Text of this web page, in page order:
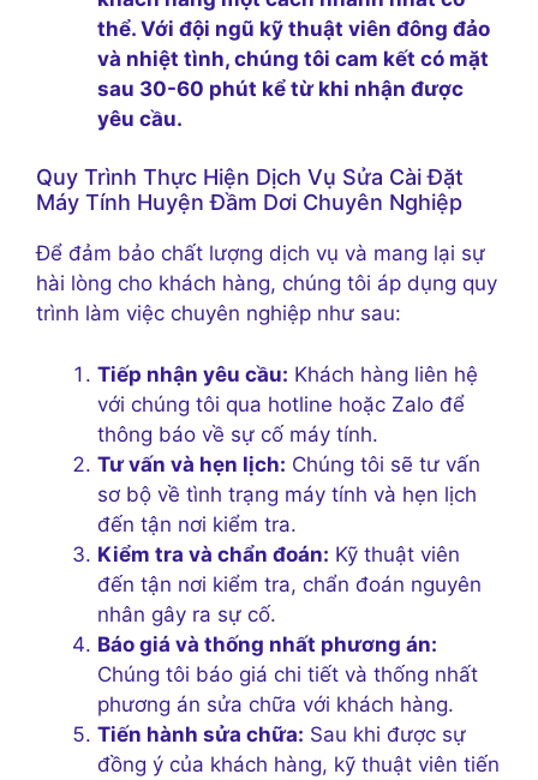
thể. Với đội ngũ kỹ thuật viên đông đảo
và nhiệt tình, chúng tôi cam kết có mặt
sau 30-60 phút kể từ khi nhận được
yêu cầu.
Quy Trình Thực Hiện Dịch Vụ Sửa Cài Đặt
Máy Tính Huyện Đầm Dơi Chuyên Nghiệp
Để đảm bảo chất lượng dịch vụ và mang lại sự
hài lòng cho khách hàng, chúng tôi áp dụng quy
trình làm việc chuyên nghiệp như sau:
Tiếp nhận yêu cầu: Khách hàng liên hệ
với chúng tôi qua hotline hoặc Zalo để
thông báo về sự cố máy tính.
Tư vấn và hẹn lịch: Chúng tôi sẽ tư vấn
sơ bộ về tình trạng máy tính và hẹn lịch
đến tận nơi kiểm tra.
Kiểm tra và chẩn đoán: Kỹ thuật viên
đến tận nơi kiểm tra, chẩn đoán nguyên
nhân gây ra sự cố.
Báo giá và thống nhất phương án:
Chúng tôi báo giá chi tiết và thống nhất
phương án sửa chữa với khách hàng.
Tiến hành sửa chữa: Sau khi được sự
đồng ý của khách hàng, kỹ thuật viên tiến